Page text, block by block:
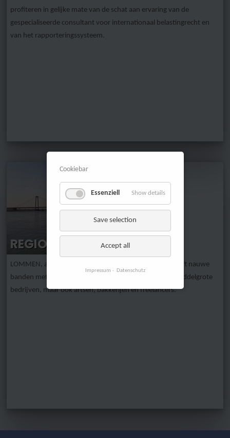
profiteren in gelijke mate van de schat aan ervaring van de
gespecialiseerde consultant voor internationaal belastingrecht en
van het rapporteringssysteem.
REGIONAAL
LOMMEN, al tientallen jaren gevestigd in Emmerich, heeft nauwe
banden met de regio Niederrhein en bedient grote en middelgrote
bedrijven, maar ook artsen, bakkerijen en freelancers.
Cookiebar
Essenziell Show details
Save selection
Accept all
Impressum Datenschutz